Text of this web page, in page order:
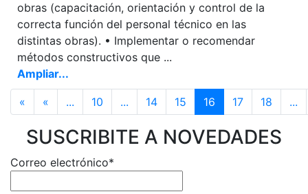
obras (capacitación, orientación y control de la
correcta función del personal técnico en las
distintas obras). • Implementar o recomendar
métodos constructivos que ...
Ampliar...
« « ... 10 ... 14 15 16 17 18 ...
SUSCRIBITE A NOVEDADES
Correo electrónico*